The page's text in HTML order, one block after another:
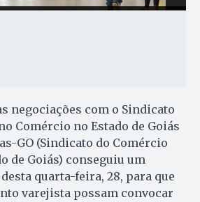
negociações com o Sindicato
Comércio no Estado de Goiás
GO (Sindicato do Comércio
de Goiás) conseguiu um
quarta-feira, 28, para que
varejista possam convocar